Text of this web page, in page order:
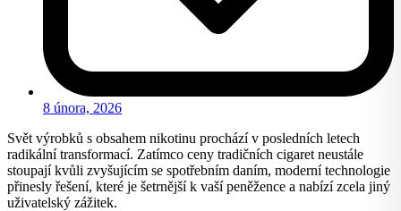
8 února, 2026
Svět výrobků s obsahem nikotinu prochází v posledních letech
radikální transformací. Zatímco ceny tradičních cigaret neustále
stoupají kvůli zvyšujícím se spotřebním daním, moderní technologie
přinesly řešení, které je šetrnější k vaší peněžence a nabízí zcela jiný
uživatelský zážitek.